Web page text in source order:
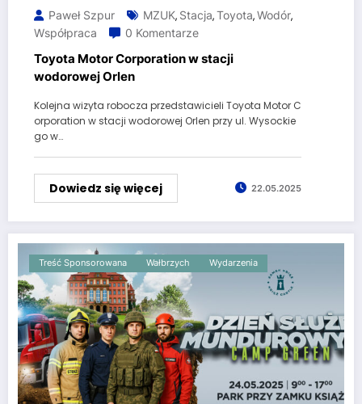
Paweł Szpur MZUK, Stacja,Toyota,Wodór,
Współpraca
0 Komentarze
Toyota Motor Corporation w stacji
wodorowej Orlen
Kolejna wizyta robocza przedstawicieli Toyota Motor C
orporation w stacji wodorowej Orlen przy ul. Wysockie
go w…
Dowiedz się więcej 22.05.2025
Treść Sponsorowana Wałbrzych Wydarzenia